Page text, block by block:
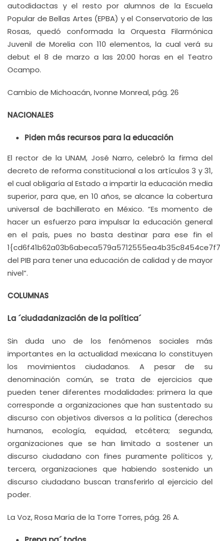
autodidactas y el resto por alumnos de la Escuela
Popular de Bellas Artes (EPBA) y el Conservatorio de las
Rosas, quedó conformada la Orquesta Filarmónica
Juvenil de Morelia con 110 elementos, la cual verá su
debut el 8 de marzo a las 20:00 horas en el Teatro
Ocampo.
Cambio de Michoacán, Ivonne Monreal, pág. 26
NACIONALES
Piden más recursos para la educación
El rector de la UNAM, José Narro, celebró la firma del
decreto de reforma constitucional a los artículos 3 y 31,
el cual obligaría al Estado a impartir la educación media
superior, para que, en 10 años, se alcance la cobertura
universal de bachillerato en México. “Es momento de
hacer un esfuerzo para impulsar la educación general
en el país, pues no basta destinar para ese fin el
del PIB para tener una educación de calidad y de mayor
nivel”.
COLUMNAS
La ´ciudadanización de la política´
Sin duda uno de los fenómenos sociales más
importantes en la actualidad mexicana lo constituyen
los movimientos ciudadanos. A pesar de su
denominación común, se trata de ejercicios que
pueden tener diferentes modalidades: primera la que
corresponde a organizaciones que han sustentado su
discurso con objetivos diversos a la política (derechos
humanos, ecología, equidad, etcétera; segunda,
organizaciones que se han limitado a sostener un
discurso ciudadano con fines puramente políticos y,
tercera, organizaciones que habiendo sostenido un
discurso ciudadano buscan transferirlo al ejercicio del
poder.
La Voz, Rosa María de la Torre Torres, pág. 26 A.